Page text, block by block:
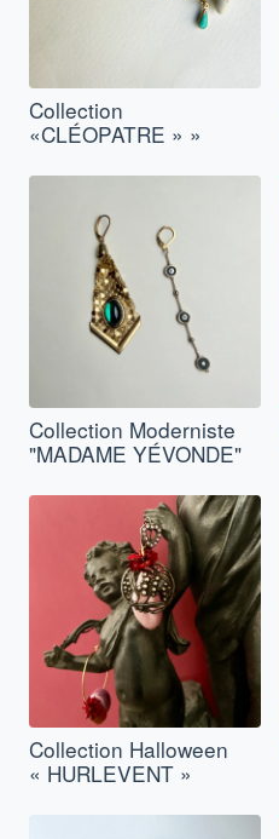
Collection
«CLÉOPATRE » »
Collection Moderniste
"MADAME YÉVONDE"
Collection Halloween
« HURLEVENT »